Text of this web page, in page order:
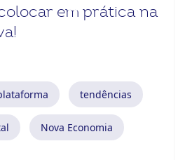
em prática na
tendências
Nova Economia